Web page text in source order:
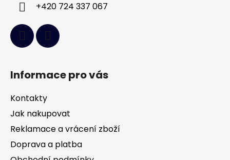
+420 724 337 067
Informace pro vás
Kontakty
Jak nakupovat
Reklamace a vrácení zboží
Doprava a platba